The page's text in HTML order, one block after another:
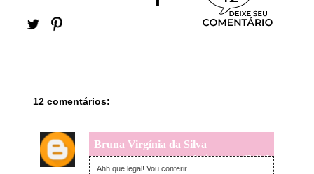
12 comentários:
Bruna Virgínia da Silva
domingo, agosto 27, 2017
Ahh que legal! Vou conferir